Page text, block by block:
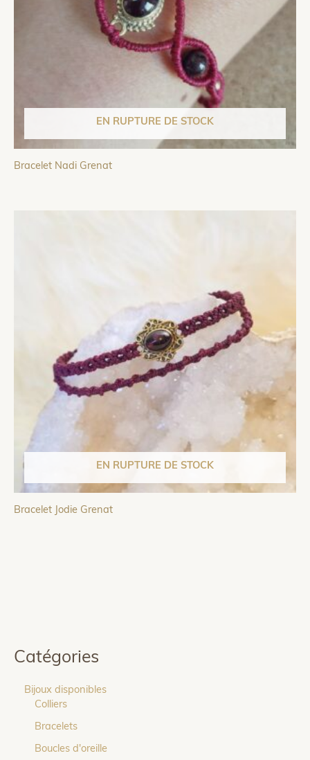
Catégories
Bijoux disponibles
Colliers
Bracelets
Boucles d'oreille
EN RUPTURE DE STOCK
Bracelet Nadi Grenat
EN RUPTURE DE STOCK
Bracelet Jodie Grenat